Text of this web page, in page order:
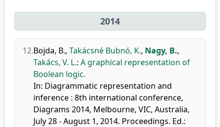
2014
12.Bojda, B., Takácsné Bubnó, K., Nagy, B.,
Takács, V. L.: A graphical representation of
Boolean logic.
In: Diagrammatic representation and
inference : 8th international conference,
Diagrams 2014, Melbourne, VIC, Australia,
July 28 - August 1, 2014. Proceedings. Ed.: